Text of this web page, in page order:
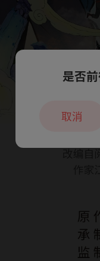
本章节仅
是否
取消